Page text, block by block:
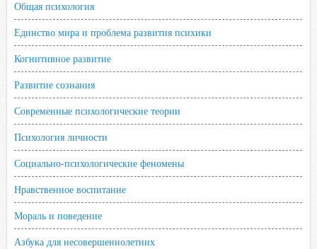
Общая психология
Единство мира и проблема развития психики
Когнитивное развитие
Развитие сознания
Современные психологические теории
Психология личности
Социально-психологические феномены
Нравственное воспитание
Мораль и поведение
Азбука для несовершеннолетних